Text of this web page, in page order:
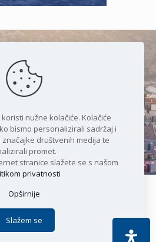
kristalnog mora i
Karlobag | Sva prava pridržana |
privatnosti
Apoc IT
nužne kolačiće. Kolačiće
bismo personalizirali sadržaj i
značajke društvenih medija te
promet.
stranice slažete se s našom
privatnosti
Opširnije
Slažem se